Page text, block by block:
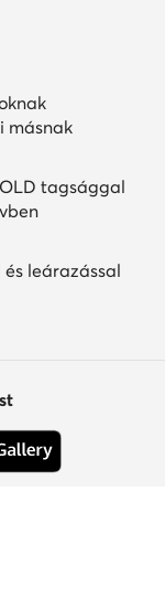
másnak
tagsággal
leárazással